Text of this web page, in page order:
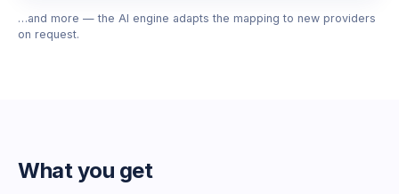
…and more — the AI engine adapts the mapping to new providers
on request.
What you get